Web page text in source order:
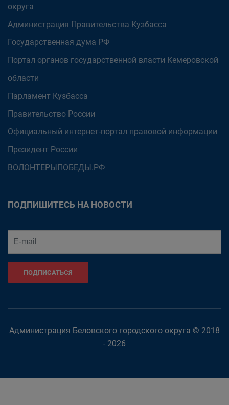
округа
Администрация Правительства Кузбасса
Государственная дума РФ
Портал органов государственной власти Кемеровской
области
Парламент Кузбасса
Правительство России
Официальный интернет-портал правовой информации
Президент России
ВОЛОНТЕРЫПОБЕДЫ.РФ
ПОДПИШИТЕСЬ НА НОВОСТИ
ПОДПИСАТЬСЯ
Администрация Беловского городского округа © 2018
- 2026